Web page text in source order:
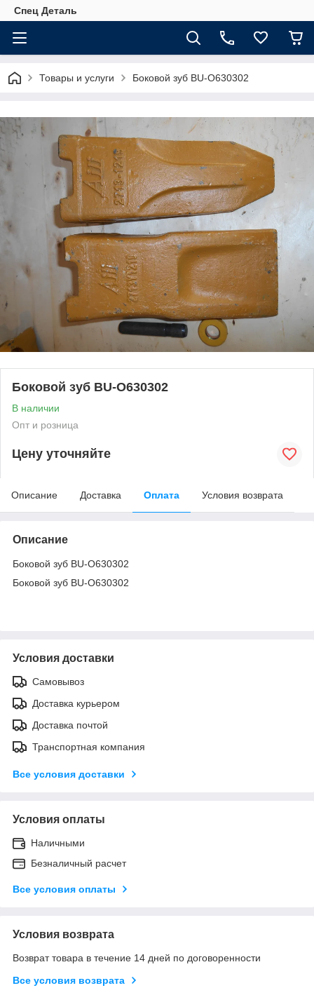
Спец Деталь
Товары и услуги Боковой зуб BU-O630302
Боковой зуб BU-O630302
В наличии
Опт и розница
Цену уточняйте
Описание Доставка Оплата Условия возврата
Описание
Боковой зуб BU-O630302
Боковой зуб BU-O630302
Условия доставки
Самовывоз
Доставка курьером
Доставка почтой
Транспортная компания
Все условия доставки
Условия оплаты
Наличными
Безналичный расчет
Все условия оплаты
Условия возврата
Возврат товара в течение 14 дней по договоренности
Все условия возврата